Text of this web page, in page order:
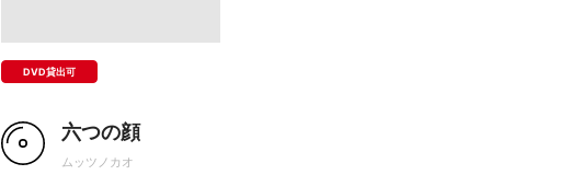
DVD貸出可
六つの顔
ムッツノカオ